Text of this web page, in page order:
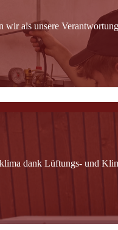
wir als unsere
dank Lüftungs- und